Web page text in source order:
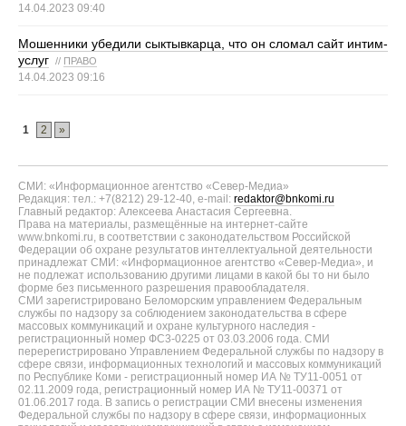
14.04.2023 09:40
Мошенники убедили сыктывкарца, что он сломал сайт интим-
услуг // ПРАВО
14.04.2023 09:16
1 2 »
СМИ: «Информационное агентство «Север-Медиа»
Редакция: тел.: +7(8212) 29-12-40, e-mail: redaktor@bnkomi.ru
Главный редактор: Алексеева Анастасия Сергеевна.
Права на материалы, размещённые на интернет-сайте
www.bnkomi.ru, в соответствии с законодательством Российской
Федерации об охране результатов интеллектуальной деятельности
принадлежат СМИ: «Информационное агентство «Север-Медиа», и
не подлежат использованию другими лицами в какой бы то ни было
форме без письменного разрешения правообладателя.
СМИ зарегистрировано Беломорским управлением Федеральным
службы по надзору за соблюдением законодательства в сфере
массовых коммуникаций и охране культурного наследия -
регистрационный номер ФС3-0225 от 03.03.2006 года. СМИ
перерегистрировано Управлением Федеральной службы по надзору в
сфере связи, информационных технологий и массовых коммуникаций
по Республике Коми - регистрационный номер ИА № ТУ11-0051 от
02.11.2009 года, регистрационный номер ИА № ТУ11-00371 от
01.06.2017 года. В запись о регистрации СМИ внесены изменения
Федеральной службы по надзору в сфере связи, информационных